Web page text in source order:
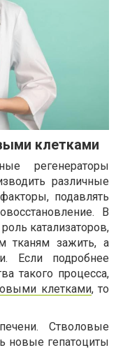
клетками
регенераторы
различные
подавлять
В
катализаторов,
тканям зажить, а
Если подробнее
такого процесса,
клетками, то
Стволовые
новые гепатоциты